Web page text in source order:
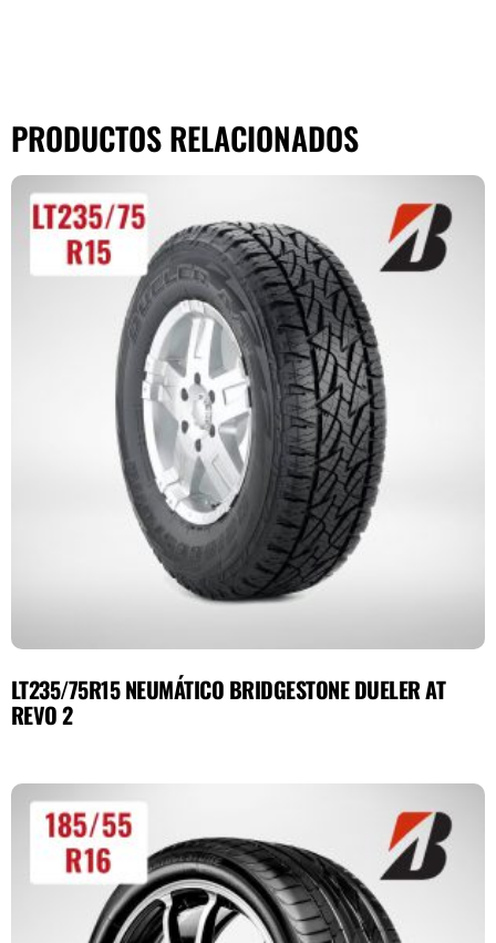
PRODUCTOS RELACIONADOS
LT235/75R15 NEUMÁTICO BRIDGESTONE DUELER AT
REVO 2